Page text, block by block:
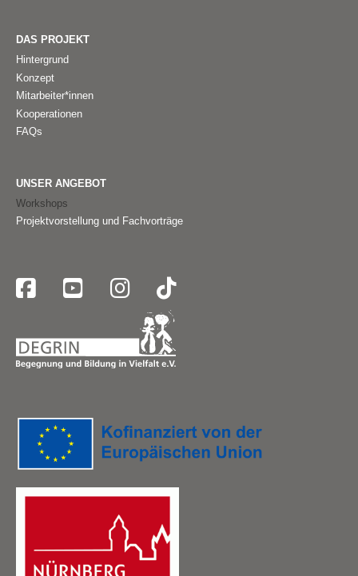
DAS PROJEKT
Hintergrund
Konzept
Mitarbeiter*innen
Kooperationen
FAQs
UNSER ANGEBOT
Workshops
Projektvorstellung und Fachvorträge